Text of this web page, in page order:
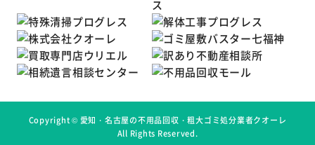
Copyright © 愛知・名古屋の不用品回収・粗大ゴミ処分業者クオーレ
All Rights Reserved.